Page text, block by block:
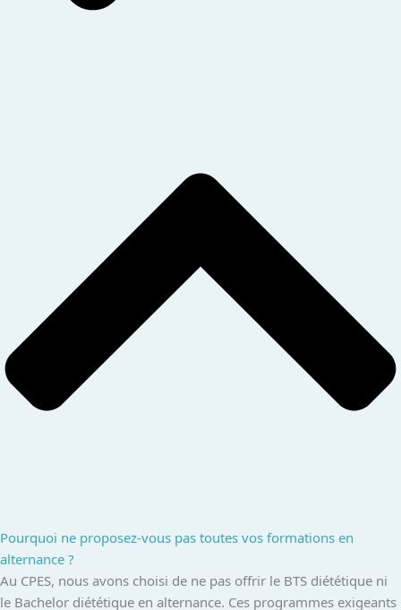
Pourquoi ne proposez-vous pas toutes vos formations en
alternance ?
Au CPES, nous avons choisi de ne pas offrir le BTS diététique ni
le Bachelor diététique en alternance. Ces programmes exigeants